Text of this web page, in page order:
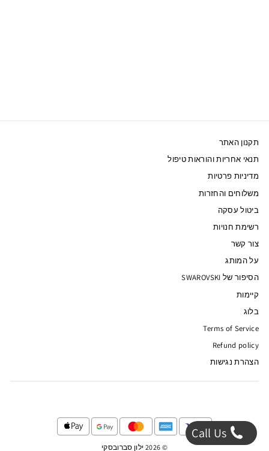
תקנון האתר
תנאי אחריות והוראות טיפול
מדיניות פרטיות
משלוחים והחזרות
ביטול עסקה
רשימת חנויות
צור קשר
על המותג
הסיפור של SWAROVSKI
קיימות
בלוג
Terms of Service
Refund policy
הצהרת נגישות
© 2026 ילון סברובסקי